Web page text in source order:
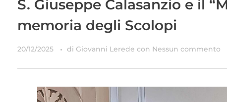
S. Giuseppe Calasanzio e il
memoria degli Scolopi
20/12/2025 di Giovanni Lerede con Nessun commento